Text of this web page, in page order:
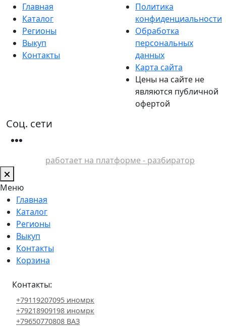
Главная
Каталог
Регионы
Выкуп
Контакты
Политика
конфиденциальности
Обработка
персональных
данных
Карта сайта
Цены на сайте не
являются публичной
офертой
Соц. сети
работает на платформе - разбиратор
Меню
Главная
Каталог
Регионы
Выкуп
Контакты
Корзина
Контакты:
+79119207095 иномрк
+79218909198 иномрк
+79650770808 ВАЗ